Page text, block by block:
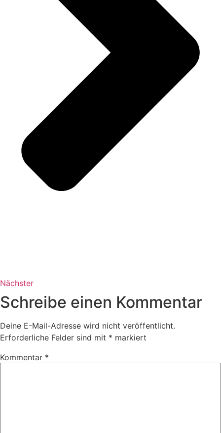
Nächster
Schreibe einen Kommentar
Deine E-Mail-Adresse wird nicht veröffentlicht.
Erforderliche Felder sind mit * markiert
Kommentar *